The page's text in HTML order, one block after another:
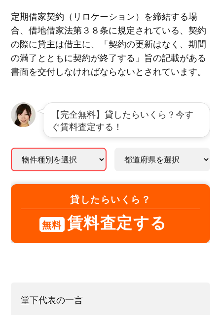
定期借家契約（リロケーション）を締結する場
合、借地借家法第３８条に規定されている、契約
の際に貸主は借主に、「契約の更新はなく、期間
の満了とともに契約が終了する」旨の記載がある
書面を交付しなければならないとされています。
【完全無料】貸したらいくら？今す
ぐ賃料査定する！
貸したらいくら？
無料 賃料査定する
堂下代表の一言